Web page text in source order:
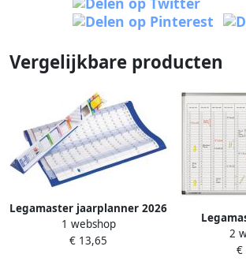
Vergelijkbare producten
Legamaster jaarplanner 2026
ft 60 x 90 cm gelamineerd
karton opgerold
1 webshop
€ 13,65
2
€